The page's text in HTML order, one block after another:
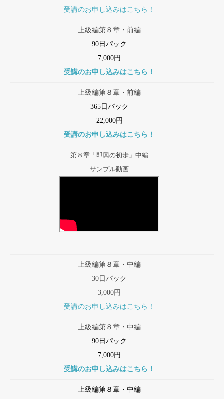
受講のお申し込みはこちら！
上級編第８章・前編
90日パック
7,000円
受講のお申し込みはこちら！
上級編第８章・前編
365日パック
22,000円
受講のお申し込みはこちら！
第８章「即興の初歩」中編
サンプル動画
上級編第８章・中編
30日パック
3,000円
受講のお申し込みはこちら！
上級編第８章・中編
90日パック
7,000円
受講のお申し込みはこちら！
上級編第８章・中編